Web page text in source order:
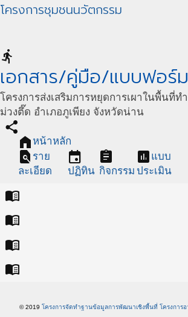
โครงการชุมชนนวัตกรรม
directions_run
เอกสาร/คู่มือ/แบบฟอร์ม
โครงการส่งเสริมการหยุดการเผาในพื้นที่ท
ม่วงตึ๊ด อำเภอภูเพียง จังหวัดน่าน
share
home หน้าหลัก
find_in_page ราย
ละเอียด
event
ปฏิทิน
assignment
กิจกรรม
assessment แบบ
ประเมิน
menu_book
menu_book
menu_book
menu_book
© 2019 โครงการจัดทำฐานข้อมูลการพัฒนาเชิงพื้นที่ โครงการอ